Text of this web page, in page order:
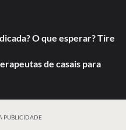
O que esperar? Tire
de casais para
PUBLICIDADE